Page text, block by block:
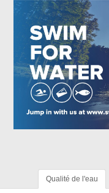
Qualité de l'eau